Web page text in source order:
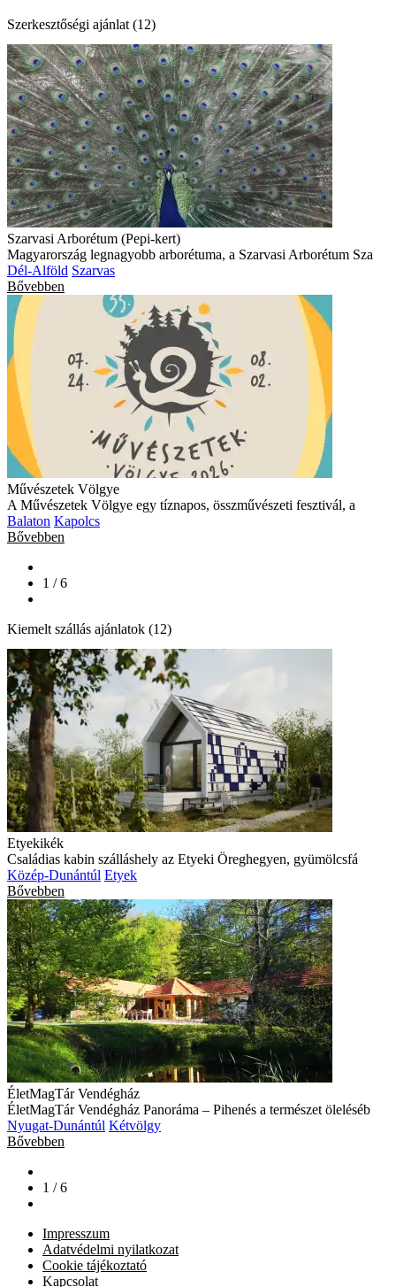
Szerkesztőségi ajánlat (12)
Szarvasi Arborétum (Pepi-kert)
Magyarország legnagyobb arborétuma, a Szarvasi Arborétum Sza
Dél-Alföld Szarvas
Bővebben
Művészetek Völgye
A Művészetek Völgye egy tíznapos, összművészeti fesztivál, a
Balaton Kapolcs
Bővebben
1 / 6
Kiemelt szállás ajánlatok (12)
Etyekikék
Családias kabin szálláshely az Etyeki Öreghegyen, gyümölcsfá
Közép-Dunántúl Etyek
Bővebben
ÉletMagTár Vendégház
ÉletMagTár Vendégház Panoráma – Pihenés a természet öleléséb
Nyugat-Dunántúl Kétvölgy
Bővebben
1 / 6
Impresszum
Adatvédelmi nyilatkozat
Cookie tájékoztató
Kapcsolat